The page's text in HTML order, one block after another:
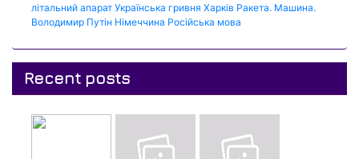
літальний апарат Українська гривня Харків Ракета. Машина.
Володимир Путін Німеччина Російська мова
Recent posts